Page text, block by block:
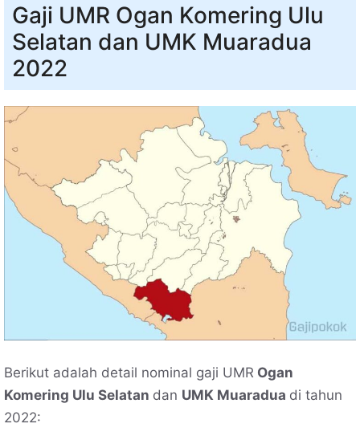
Gaji UMR Ogan Komering Ulu
Selatan dan UMK Muaradua
2022
Berikut adalah detail nominal gaji UMR Ogan
Komering Ulu Selatan dan UMK Muaradua di tahun
2022: